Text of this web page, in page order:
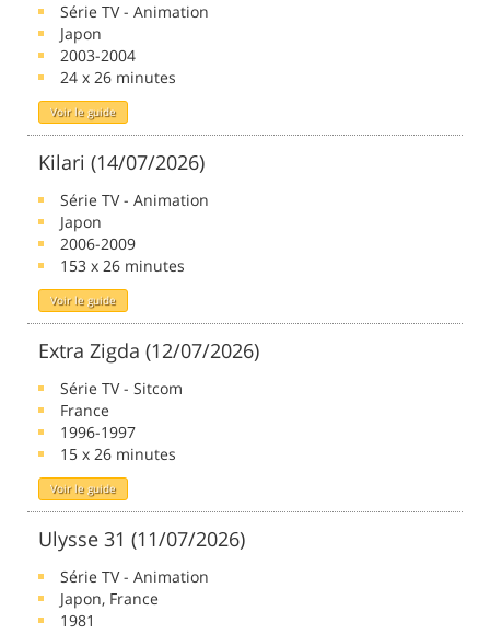
Série TV - Animation
Japon
2003-2004
24 x 26 minutes
Voir le guide
Kilari (14/07/2026)
Série TV - Animation
Japon
2006-2009
153 x 26 minutes
Voir le guide
Extra Zigda (12/07/2026)
Série TV - Sitcom
France
1996-1997
15 x 26 minutes
Voir le guide
Ulysse 31 (11/07/2026)
Série TV - Animation
Japon, France
1981